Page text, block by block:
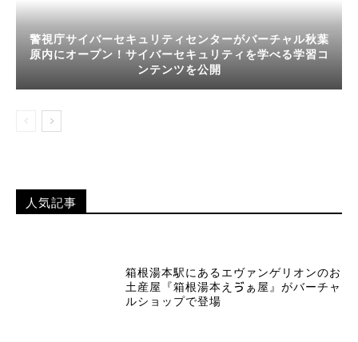
警視庁サイバーセキュリティセンターがバーチャル秋葉
原内にオープン！サイバーセキュリティを学べる学習コ
ンテンツを公開
人気記事
箱根湯本駅にあるエヴァンゲリオンのお
土産屋『箱根湯本えゔぁ屋』がバーチャ
ルショップで登場